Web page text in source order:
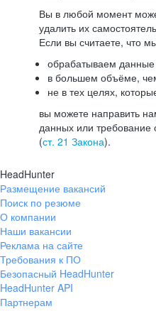
Вы в любой момент
удалить их
Если вы считаете, что
обрабатываем данные
в большем объёме,
не в тех целях,
вы можете направить
данных или требование
(ст. 21 Закона).
HeadHunter
Размещение вакансий
Поиск по резюме
О компании
Наши вакансии
Реклама на сайте
Требования к ПО
Безопасный HeadHunter
HeadHunter API
Партнерам